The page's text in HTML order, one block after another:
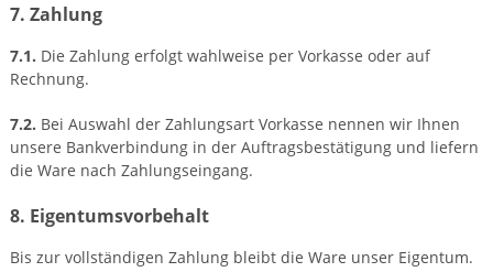
7. Zahlung
7.1. Die Zahlung erfolgt wahlweise per Vorkasse oder auf
Rechnung.
7.2. Bei Auswahl der Zahlungsart Vorkasse nennen wir Ihnen
unsere Bankverbindung in der Auftragsbestätigung und liefern
die Ware nach Zahlungseingang.
8. Eigentumsvorbehalt
Bis zur vollständigen Zahlung bleibt die Ware unser Eigentum.